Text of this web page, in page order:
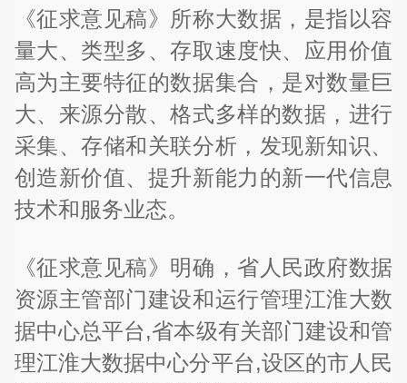
《征求意见稿》所称大数据，是指以容
量大、类型多、存取速度快、应用价值
高为主要特征的数据集合，是对数量巨
大、来源分散、格式多样的数据，进行
采集、存储和关联分析，发现新知识、
创造新价值、提升新能力的新一代信息
技术和服务业态。
《征求意见稿》明确，省人民政府数据
资源主管部门建设和运行管理江淮大数
据中心总平台,省本级有关部门建设和管
理江淮大数据中心分平台,设区的市人民